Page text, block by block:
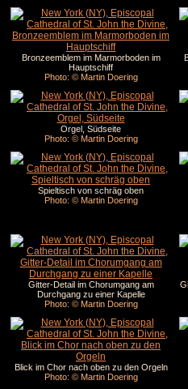
Bronzeemblem im Marmorboden im
Hauptschiff
Photo: © Martin Doering
Orgel, Südseite
Photo: © Martin Doering
Spieltisch von schräg oben
Photo: © Martin Doering
Gitter-Detail im Chorumgang am
Durchgang zu einer Kapelle
Photo: © Martin Doering
Blick im Chor nach oben zu den Orgeln
Photo: © Martin Doering